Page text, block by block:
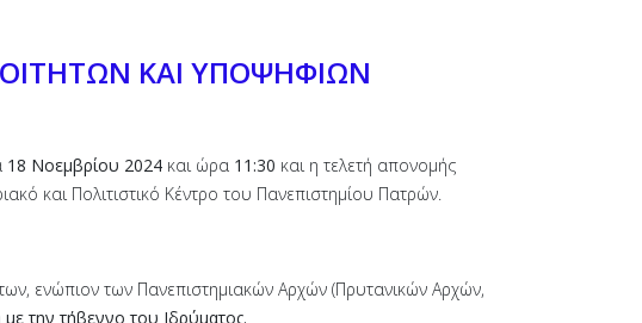
ΚΑΙ ΥΠΟΨΗΦΙΩΝ
18 Νοεμβρίου 2024 και ώρα 11:30 και η τελετή απονομής
και Πολιτιστικό Κέντρο του Πανεπιστημίου Πατρών.
ενώπιον των Πανεπιστημιακών Αρχών (Πρυτανικών Αρχών,
την τήβεννο του Ιδρύματος.